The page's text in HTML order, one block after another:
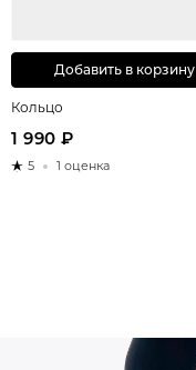
Добавить в корзину
Кольцо
1 990 ₽
5 1 оценка